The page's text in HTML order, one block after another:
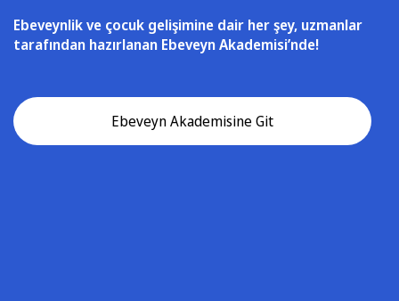
Ebeveynlik ve çocuk gelişimine dair her şey, uzmanlar
tarafından hazırlanan Ebeveyn Akademisi’nde!
Ebeveyn Akademisine Git